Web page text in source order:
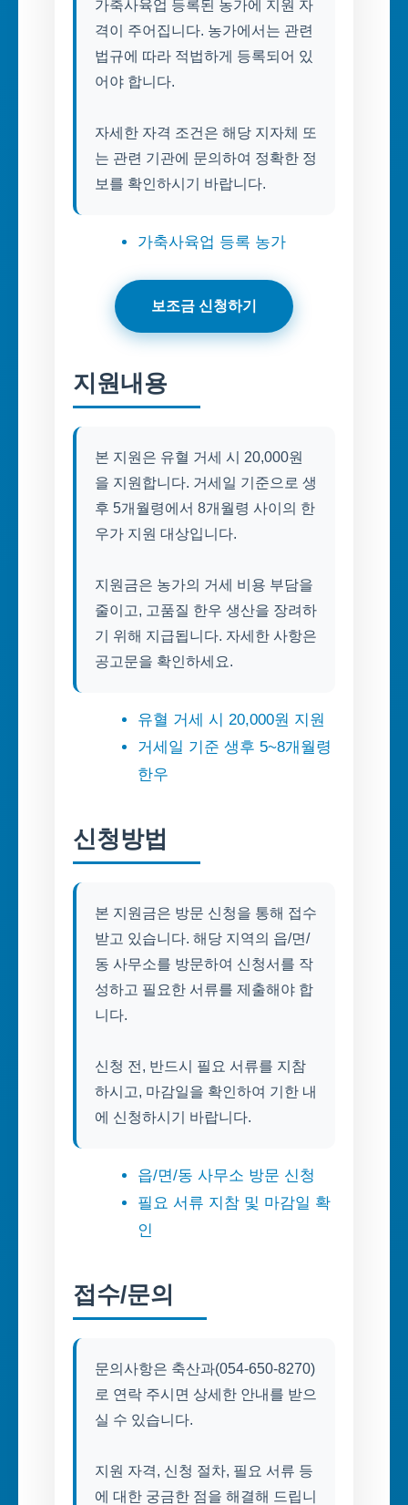
가축사육업 등록된 농가에 지원 자
격이 주어집니다. 농가에서는 관련
법규에 따라 적법하게 등록되어 있
어야 합니다.
자세한 자격 조건은 해당 지자체 또
는 관련 기관에 문의하여 정확한 정
보를 확인하시기 바랍니다.
가축사육업 등록 농가
보조금 신청하기
지원내용
본 지원은 유혈 거세 시 20,000원
을 지원합니다. 거세일 기준으로 생
후 5개월령에서 8개월령 사이의 한
우가 지원 대상입니다.
지원금은 농가의 거세 비용 부담을
줄이고, 고품질 한우 생산을 장려하
기 위해 지급됩니다. 자세한 사항은
공고문을 확인하세요.
유혈 거세 시 20,000원 지원
거세일 기준 생후 5~8개월령
한우
신청방법
본 지원금은 방문 신청을 통해 접수
받고 있습니다. 해당 지역의 읍/면/
동 사무소를 방문하여 신청서를 작
성하고 필요한 서류를 제출해야 합
니다.
신청 전, 반드시 필요 서류를 지참
하시고, 마감일을 확인하여 기한 내
에 신청하시기 바랍니다.
읍/면/동 사무소 방문 신청
필요 서류 지참 및 마감일 확
인
접수/문의
문의사항은 축산과(054-650-8270)
로 연락 주시면 상세한 안내를 받으
실 수 있습니다.
지원 자격, 신청 절차, 필요 서류 등
에 대한 궁금한 점을 해결해 드립니